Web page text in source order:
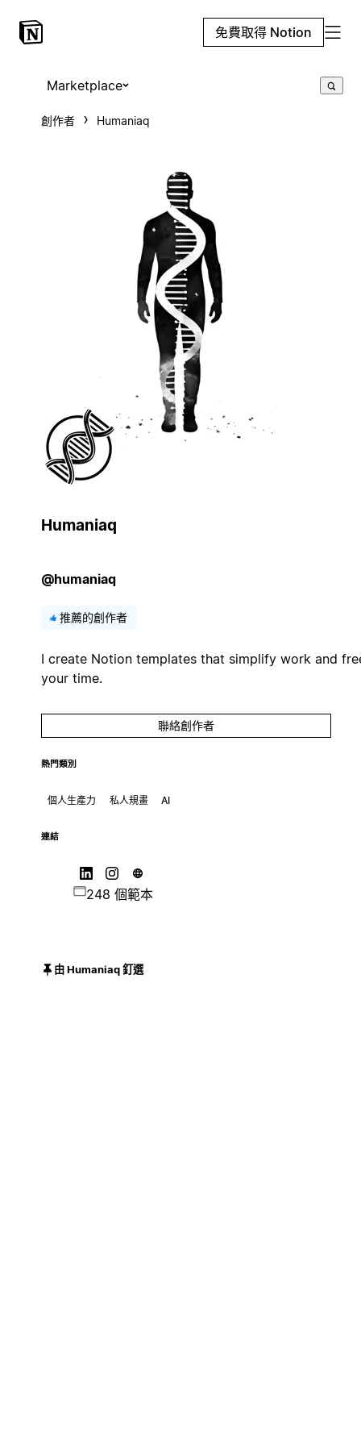
免費取得 Notion
Marketplace
創作者 Humaniaq
Humaniaq
@humaniaq
推薦的創作者
I create Notion templates that simplify work and
your time.
聯絡創作者
熱門類別
個人生產力 私人規畫 AI
連結
248 個範本
由 Humaniaq 釘選